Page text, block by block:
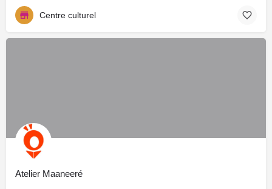
Centre culturel
Atelier Maaneeré